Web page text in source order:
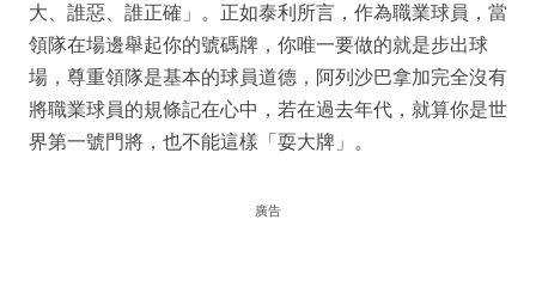
大、誰惡、誰正確」。正如泰利所言，作為職業球員，當
領隊在場邊舉起你的號碼牌，你唯一要做的就是步出球
場，尊重領隊是基本的球員道德，阿列沙巴拿加完全沒有
將職業球員的規條記在心中，若在過去年代，就算你是世
界第一號門將，也不能這樣「耍大牌」。
廣告